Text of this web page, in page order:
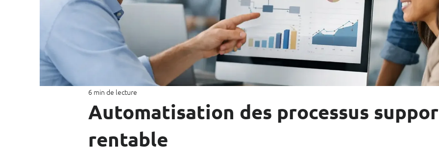
Automatisation des processus
rentable
6 min de lecture